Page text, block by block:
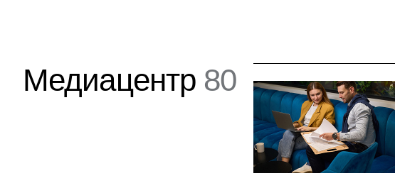
Медиацентр 80